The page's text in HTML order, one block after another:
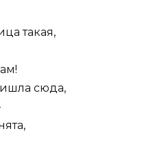
такая,
сюда,